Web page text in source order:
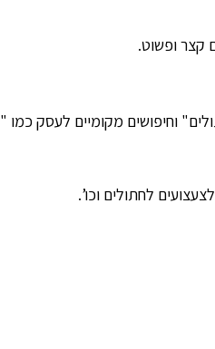
קצר ופשוט.
וחיפושים מקומיים לעסק כמו "
לחתולים וכו’.